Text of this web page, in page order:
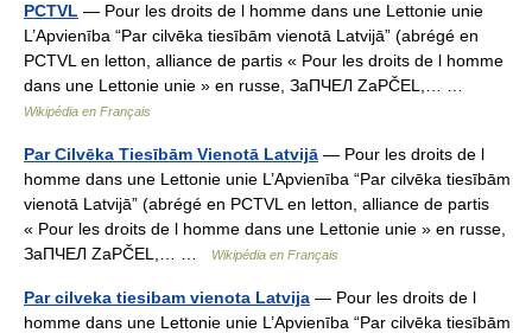
PCTVL — Pour les droits de l homme dans une Lettonie unie
L’Apvienība “Par cilvēka tiesībām vienotā Latvijā” (abrégé en
PCTVL en letton, alliance de partis « Pour les droits de l homme
dans une Lettonie unie » en russe, ЗаПЧЕЛ ZaPČEL,… …
Wikipédia en Français
Par Cilvēka Tiesībām Vienotā Latvijā — Pour les droits de l
homme dans une Lettonie unie L’Apvienība “Par cilvēka tiesībām
vienotā Latvijā” (abrégé en PCTVL en letton, alliance de partis
« Pour les droits de l homme dans une Lettonie unie » en russe,
ЗаПЧЕЛ ZaPČEL,… …
Wikipédia en Français
Par cilveka tiesibam vienota Latvija — Pour les droits de l
homme dans une Lettonie unie L’Apvienība “Par cilvēka tiesībām